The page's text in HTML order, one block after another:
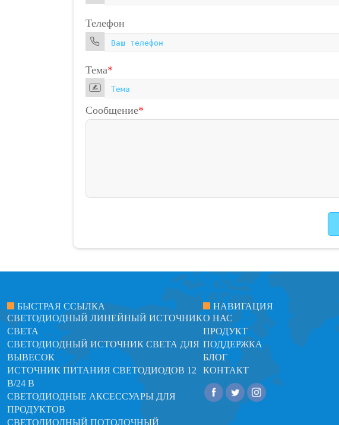
Телефон
Тема*
Сообщение*
БЫСТРАЯ ССЫЛКА
СВЕТОДИОДНЫЙ ЛИНЕЙНЫЙ ИСТОЧНИК
СВЕТА
СВЕТОДИОДНЫЙ ИСТОЧНИК СВЕТА ДЛЯ
ВЫВЕСОК
ИСТОЧНИК ПИТАНИЯ СВЕТОДИОДОВ 12
В/24 В
СВЕТОДИОДНЫЕ АКСЕССУАРЫ ДЛЯ
ПРОДУКТОВ
СВЕТОДИОДНЫЙ ПОТОЛОЧНЫЙ
НАВИГАЦИЯ
О НАС
ПРОДУКТ
ПОДДЕРЖКА
БЛОГ
КОНТАКТ